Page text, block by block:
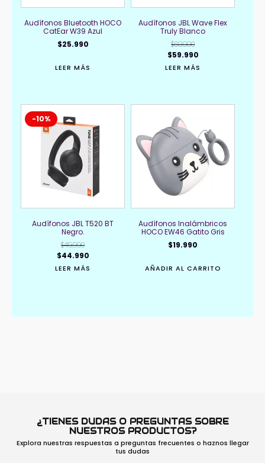
Audífonos Bluetooth HOCO
CatEar W39 Azul
$25.990
LEER MÁS
Audífonos JBL Wave Flex
Truly Blanco
$69.990
El
precio
$59.990El
precio
LEER MÁS
-10%
Audífonos JBL T520 BT
Negro.
$49.990
El
precio
$44.990El
precio
LEER MÁS
Audífonos Inalámbricos
HOCO EW46 Gatito Gris
$19.990
AÑADIR AL CARRITO
¿TIENES DUDAS O PREGUNTAS SOBRE
NUESTROS PRODUCTOS?
Explora nuestras respuestas a preguntas frecuentes o haznos llegar
tus dudas